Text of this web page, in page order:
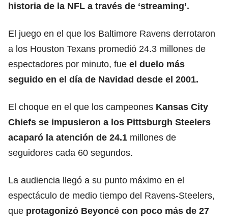
historia de la NFL a través de ‘streaming’.
El juego en el que los Baltimore Ravens derrotaron
a los Houston Texans promedió 24.3 millones de
espectadores por minuto, fue el duelo más
seguido en el día de Navidad desde el 2001.
El choque en el que los campeones Kansas City
Chiefs se impusieron a los Pittsburgh Steelers
acaparó la atención de 24.1 millones de
seguidores cada 60 segundos.
La audiencia llegó a su punto máximo en el
espectáculo de medio tiempo del Ravens-Steelers,
que protagonizó Beyoncé con poco más de 27